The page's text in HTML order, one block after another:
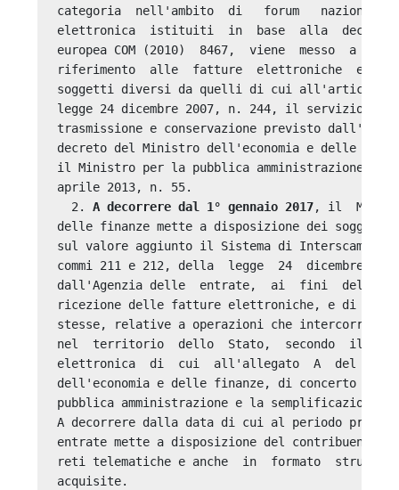
categoria  nell'ambito  di   forum   nazionali
elettronica  istituiti  in  base  alla  decisione
europea COM (2010)  8467,  viene  messo  a
riferimento  alle  fatture  elettroniche
soggetti diversi da quelli di cui all'articolo 1,
legge 24 dicembre 2007, n. 244, il servizio
trasmissione e conservazione previsto
decreto del Ministro dell'economia e delle
il Ministro per la pubblica amministrazione e
aprile 2013, n. 55.
  2.
A decorrere dal 1° gennaio 2017, il
delle finanze mette a disposizione dei
sul valore aggiunto il Sistema di
commi 211 e 212, della  legge  24  dicembre
dall'Agenzia delle  entrate,  ai  fini  della
ricezione delle fatture elettroniche, e di
stesse, relative a operazioni che intercorrono
nel  territorio  dello  Stato,  secondo  il
elettronica  di  cui  all'allegato  A  del
dell'economia e delle finanze, di concerto
pubblica amministrazione e la
A decorrere dalla data di cui al periodo
entrate mette a disposizione del
reti telematiche e anche  in  formato
acquisite.